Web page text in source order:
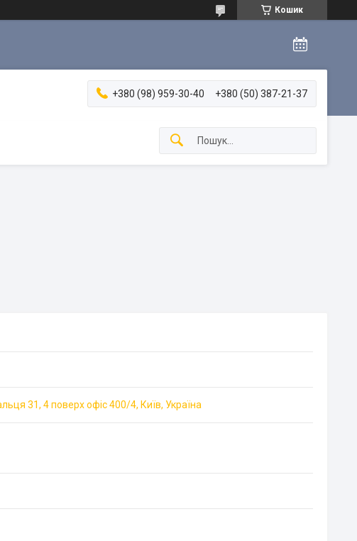
Кошик
+380 (98) 959-30-40 +380 (50) 387-21-37
31, 4 поверх офіс 400/4, Київ, Україна